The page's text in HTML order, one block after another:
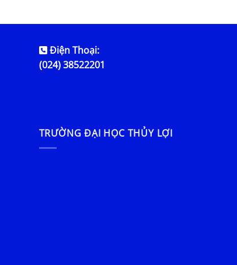
Điện Thoại:
(024) 38522201
TRƯỜNG ĐẠI HỌC THỦY LỢI